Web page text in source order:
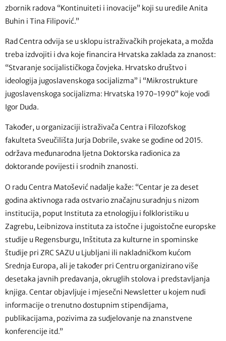
zbornik radova “Kontinuiteti i inovacije” koji su uredile Anita
Buhin i Tina Filipović.”
Rad Centra odvija se u sklopu istraživačkih projekata, a možda
treba izdvojiti i dva koje financira Hrvatska zaklada za znanost:
“Stvaranje socijalističkoga čovjeka. Hrvatsko društvo i
ideologija jugoslavenskoga socijalizma” i “Mikrostrukture
jugoslavenskoga socijalizma: Hrvatska 1970-1990” koje vodi
Igor Duda.
Također, u organizaciji istraživača Centra i Filozofskog
fakulteta Sveučilišta Jurja Dobrile, svake se godine od 2015.
održava međunarodna ljetna Doktorska radionica za
doktorande povijesti i srodnih znanosti.
O radu Centra Matošević nadalje kaže: “Centar je za deset
godina aktivnoga rada ostvario značajnu suradnju s nizom
institucija, poput Instituta za etnologiju i folkloristiku u
Zagrebu, Leibnizova instituta za istočne i jugoistočne europske
studije u Regensburgu, Inštituta za kulturne in spominske
študije pri ZRC SAZU u Ljubljani ili nakladničkom kućom
Srednja Europa, ali je također pri Centru organizirano više
desetaka javnih predavanja, okruglih stolova i predstavljanja
knjiga. Centar objavljuje i mjesečni Newsletter u kojem nudi
informacije o trenutno dostupnim stipendijama,
publikacijama, pozivima za sudjelovanje na znanstvene
konferencije itd.”